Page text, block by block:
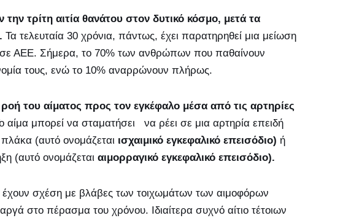
την τρίτη αιτία θανάτου στον δυτικό κόσμο, μετά τα
Τα τελευταία 30 χρόνια, πάντως, έχει παρατηρηθεί μια μείωση
σε ΑΕΕ. Σήμερα, το 70% των ανθρώπων που παθαίνουν
τους, ενώ το 10% αναρρώνουν πλήρως.
του αίματος προς τον εγκέφαλο μέσα από τις αρτηρίες
αίμα μπορεί να σταματήσει να ρέει σε μια αρτηρία επειδή
(αυτό ονομάζεται ισχαιμικό εγκεφαλικό επεισόδιο) ή
(αυτό ονομάζεται αιμορραγικό εγκεφαλικό επεισόδιο).
έχουν σχέση με βλάβες των τοιχωμάτων των αιμοφόρων
στο πέρασμα του χρόνου. Ιδιαίτερα συχνό αίτιο τέτοιων